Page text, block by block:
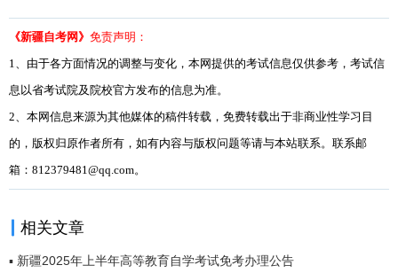
《新疆自考网》 免责声明：
1、由于各方面情况的调整与变化，本网提供的考试信息仅供参考，考试信
息以省考试院及院校官方发布的信息为准。
2、本网信息来源为其他媒体的稿件转载，免费转载出于非商业性学习目
的，版权归原作者所有，如有内容与版权问题等请与本站联系。联系邮
箱：812379481@qq.com。
相关文章
▪ 新疆2025年上半年高等教育自学考试免考办理公告